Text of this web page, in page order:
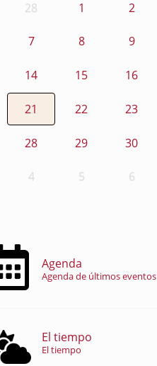
28 1 2
7 8 9
14 15 16
21 22 23
28 29 30
4 5 6
Agenda
Agenda de últimos eventos
El tiempo
El tiempo